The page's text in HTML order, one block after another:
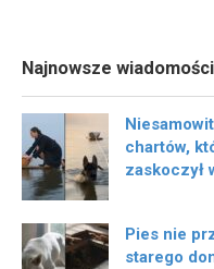
Najnowsze
chartów,
zaskoczył
Pies nie
starego